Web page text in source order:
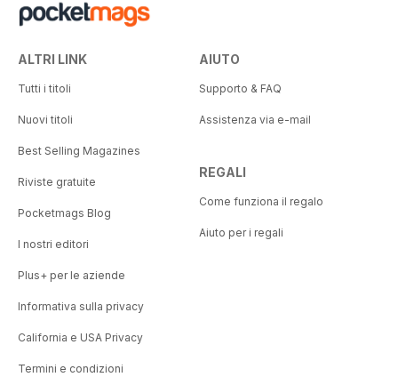
ALTRI LINK
Tutti i titoli
Nuovi titoli
Best Selling Magazines
Riviste gratuite
Pocketmags Blog
I nostri editori
Plus+ per le aziende
Informativa sulla privacy
California e USA Privacy
Termini e condizioni
AIUTO
Supporto & FAQ
Assistenza via e-mail
REGALI
Come funziona il regalo
Aiuto per i regali